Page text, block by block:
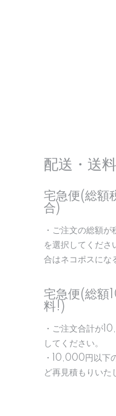
配送・送
宅急便(総
合)
・ご注文の総額
を選択してくださ
合はネコポスにな
宅急便(総
料!)
・ご注文合計が
してください。
・10,000円以下
ど再見積もりいた